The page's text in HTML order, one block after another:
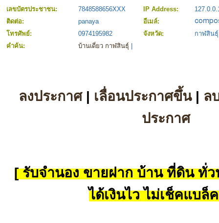
เลขบัตรประชาชน: 7848588656XXX IP Address:
ติดต่อ:
panaya
อีเมล์:
โทรศัพย์:
0974195982 จังหวัด:
กาฬสินธุ์
คำค้น:
บ้านเดี่ยว กาฬสินธุ์
ลงประกาศ| เลื่อนประกาศขึ้น| ล
ประกาศ
[ รับจำนอง ขายฝาก บ้าน ที่ดิน ทั่ว
ได้เงินไว ไม่เช็คแบล็